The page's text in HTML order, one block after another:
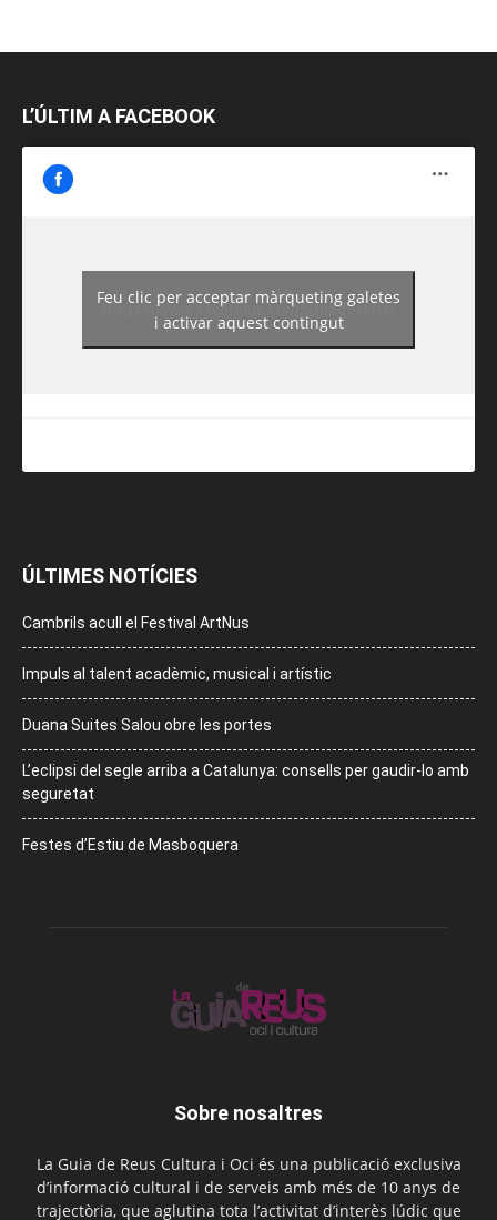
L’ÚLTIM A FACEBOOK
https://www.facebook.com/guiadereus/
Feu clic per acceptar màrqueting galetes
i activar aquest contingut
ÚLTIMES NOTÍCIES
Cambrils acull el Festival ArtNus
Impuls al talent acadèmic, musical i artístic
Duana Suites Salou obre les portes
L’eclipsi del segle arriba a Catalunya: consells per gaudir-lo amb
seguretat
Festes d’Estiu de Masboquera
Sobre nosaltres
La Guia de Reus Cultura i Oci és una publicació exclusiva
d’informació cultural i de serveis amb més de 10 anys de
trajectòria, que aglutina tota l’activitat d’interès lúdic que